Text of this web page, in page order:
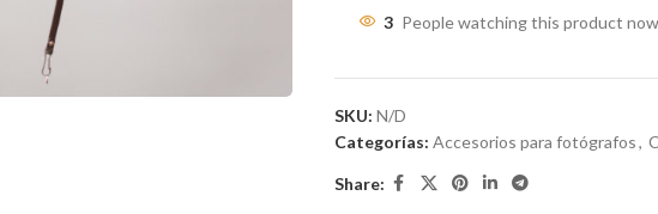
3 People watching this product
SKU: N/D
Categorías: Accesorios para fotógrafos,
Share: